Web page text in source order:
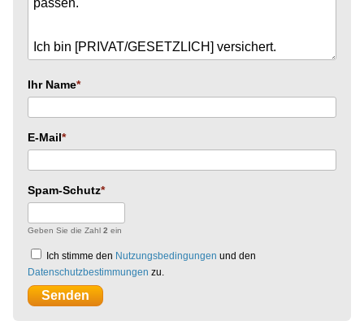
Ihr Name
E-Mail
Spam-Schutz
Geben Sie die Zahl 2 ein
Ich stimme den Nutzungsbedingungen und den
Datenschutzbestimmungen zu.